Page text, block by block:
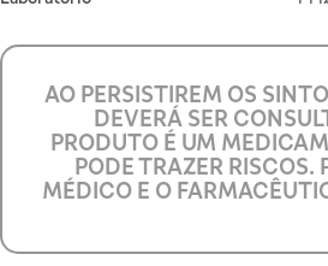
AO PERSISTIREM OS
DEVERÁ SER
PRODUTO É UM
PODE TRAZER RISCOS.
MÉDICO E O